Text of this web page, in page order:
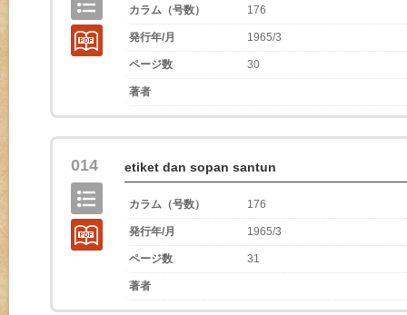
カラム（号数） 176
発行年/月 1965/3
ページ数 30
著者
014 etiket dan sopan santun
カラム（号数） 176
発行年/月 1965/3
ページ数 31
著者